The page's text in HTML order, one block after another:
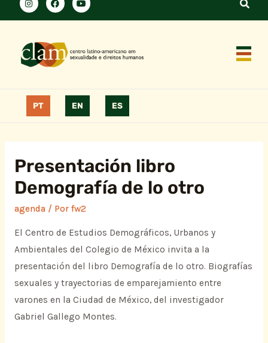
PT EN ES
Presentación libro
Demografía de lo otro
agenda/ Por fw2
El Centro de Estudios Demográficos, Urbanos y
Ambientales del Colegio de México invita a la
presentación del libro Demografía de lo otro. Biografías
sexuales y trayectorias de emparejamiento entre
varones en la Ciudad de México, del investigador
Gabriel Gallego Montes.